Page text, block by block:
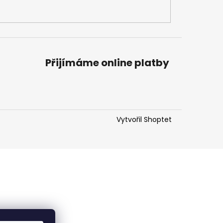
Přijímáme online platby
Vytvořil Shoptet